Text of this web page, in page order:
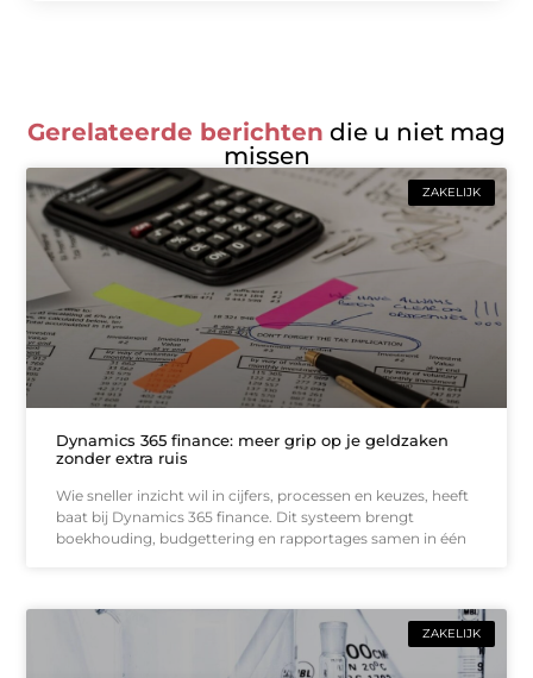
Gerelateerde berichten die u niet mag
missen
ZAKELIJK
Dynamics 365 finance: meer grip op je geldzaken
zonder extra ruis
Wie sneller inzicht wil in cijfers, processen en keuzes, heeft
baat bij Dynamics 365 finance. Dit systeem brengt
boekhouding, budgettering en rapportages samen in één
ZAKELIJK